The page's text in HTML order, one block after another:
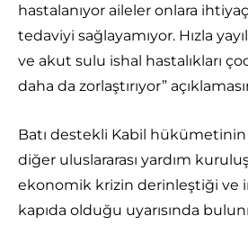
hastalanıyor aileler onlara
tedaviyi sağlayamıyor. Hızla
ve akut sulu ishal hastalıkları
daha da zorlaştırıyor”
Batı destekli Kabil
diğer uluslararası yardım
ekonomik krizin derinleştiği ve
kapıda olduğu uyarısında